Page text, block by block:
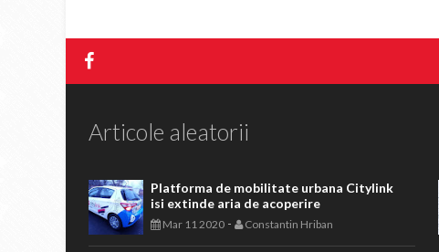
Articole aleatorii
Platforma de mobilitate urbana Citylink
isi extinde aria de acoperire
Mar 11 2020 - Constantin Hriban